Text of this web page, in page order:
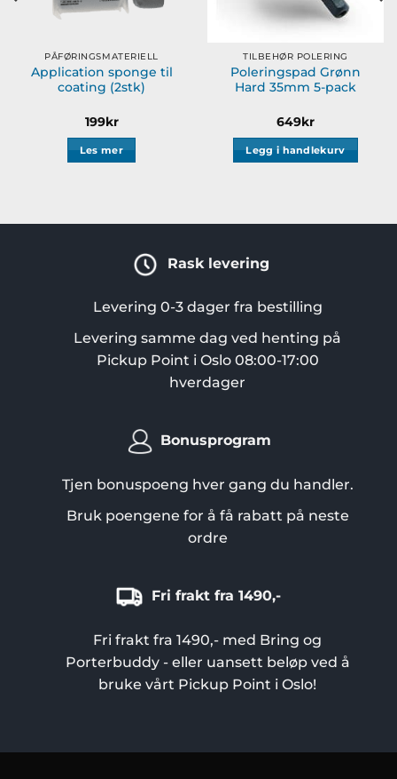
PÅFØRINGSMATERIELL
Application sponge til
coating (2stk)
199kr
Les mer
TILBEHØR POLERING
Poleringspad Grønn
Hard 35mm 5-pack
649kr
Legg i handlekurv
Rask levering
Levering 0-3 dager fra bestilling
Levering samme dag ved henting på
Pickup Point i Oslo 08:00-17:00
hverdager
Bonusprogram
Tjen bonuspoeng hver gang du handler.
Bruk poengene for å få rabatt på neste
ordre
Fri frakt fra 1490,-
Fri frakt fra 1490,- med Bring og
Porterbuddy - eller uansett beløp ved å
bruke vårt Pickup Point i Oslo!